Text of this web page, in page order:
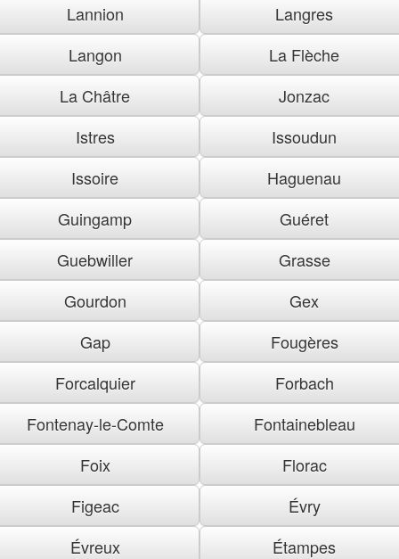
Lannion
Langres
Langon
La Flèche
La Châtre
Jonzac
Istres
Issoudun
Issoire
Haguenau
Guingamp
Guéret
Guebwiller
Grasse
Gourdon
Gex
Gap
Fougères
Forcalquier
Forbach
Fontenay-le-Comte
Fontainebleau
Foix
Florac
Figeac
Évry
Évreux
Étampes